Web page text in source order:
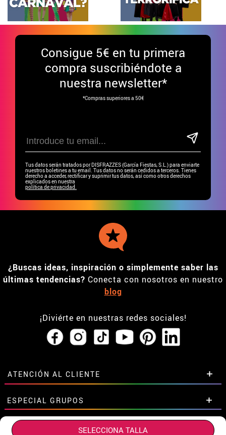
SELECCIONA TALLA
Consigue 5€ en tu primera
compra suscribiéndote a
nuestra newsletter*
*Compras superiores a 50€
Tus datos serán tratados por DISFRAZZES (García Fiestas, S.L.) para enviarte
nuestros boletines a tu email. Tus datos no serán cedidos a terceros. Tienes
derecho a acceder, rectificar y suprimir tus datos, así como otros derechos
explicados en nuestra
política de privacidad.
¿Buscas ideas, inspiración o simplemente saber las
últimas tendencias? Conecta con nosotros en nuestro
blog
¡Diviérte en nuestras redes sociales!
ATENCIÓN AL CLIENTE
• Horario tienda IBI
•Descuento estudiantes
• Sobre nosotros
ESPECIAL GRUPOS
Descuentos especiales para grupos.
ESPECIAL TIENDAS Y EMPRESAS